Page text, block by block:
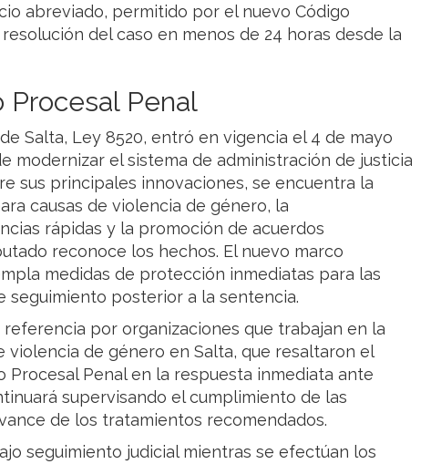
abreviado, permitido por el nuevo Código
del caso en menos de 24 horas desde la
Procesal Penal
Salta, Ley 8520, entró en vigencia el 4 de mayo
modernizar el sistema de administración de justicia
sus principales innovaciones, se encuentra la
causas de violencia de género, la
rápidas y la promoción de acuerdos
reconoce los hechos. El nuevo marco
medidas de protección inmediatas para las
seguimiento posterior a la sentencia.
por organizaciones que trabajan en la
violencia de género en Salta, que resaltaron el
Procesal Penal en la respuesta inmediata ante
supervisando el cumplimiento de las
de los tratamientos recomendados.
seguimiento judicial mientras se efectúan los